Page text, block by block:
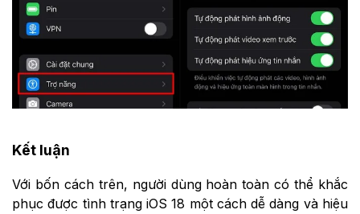
Kết luận
Với bốn cách trên, người dùng hoàn toàn có thể khắc
phục được tình trạng iOS 18 một cách dễ dàng và hiệu